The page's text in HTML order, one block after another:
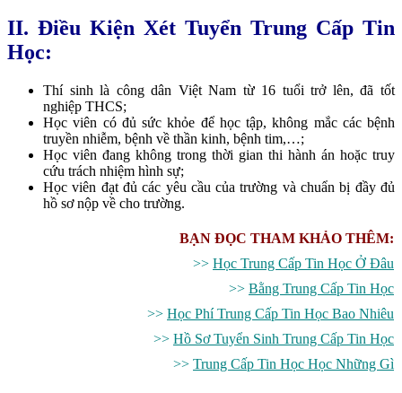
II. Điều Kiện Xét Tuyển Trung Cấp Tin
Học:
Thí sinh là công dân Việt Nam từ 16 tuổi trở lên, đã tốt
nghiệp THCS;
Học viên có đủ sức khỏe để học tập, không mắc các bệnh
truyền nhiễm, bệnh về thần kinh, bệnh tim,…;
Học viên đang không trong thời gian thi hành án hoặc truy
cứu trách nhiệm hình sự;
Học viên đạt đủ các yêu cầu của trường và chuẩn bị đầy đủ
hồ sơ nộp về cho trường.
BẠN ĐỌC THAM KHẢO THÊM:
>> Học Trung Cấp Tin Học Ở Đâu
>> Bằng Trung Cấp Tin Học
>> Học Phí Trung Cấp Tin Học Bao Nhiêu
>> Hồ Sơ Tuyển Sinh Trung Cấp Tin Học
>> Trung Cấp Tin Học Học Những Gì